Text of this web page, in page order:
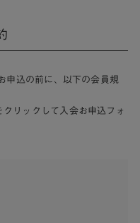
申込の前に、以下の会員規
リックして入会お申込フォ